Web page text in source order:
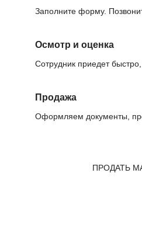
Заполните форму.
Осмотр и оценка
Сотрудник приедет быстро,
Продажа
Оформляем документы,
ПРОДАТЬ